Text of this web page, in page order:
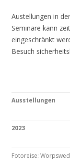
Austellungen in
Seminare kann
eingeschränkt
Besuch
Ausstellungen
2023
Fotoreise: